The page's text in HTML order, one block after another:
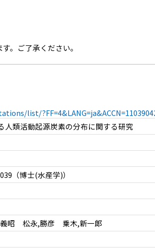
。ご了承ください。
list/
人類活動起源炭素の分布に関する研究
（博士(水産学)）
義昭 松永,勝彦 乗木,新一郎